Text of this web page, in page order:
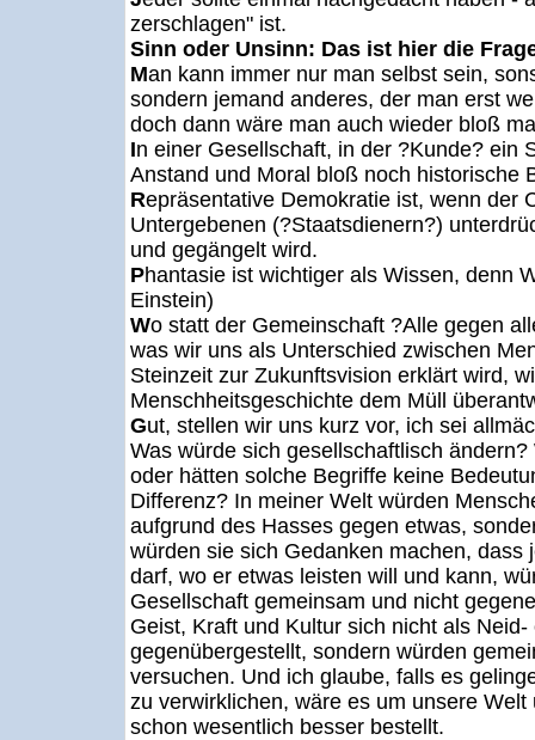
zerschlagen" ist.
Sinn oder Unsinn: Das ist hier die
Man kann immer nur man selbst sein,
sondern jemand anderes, der man erst
doch dann wäre man auch wieder bloß
In einer Gesellschaft, in der ?Kunde? ein
Anstand und Moral bloß noch historische
Repräsentative Demokratie ist, wenn der
Untergebenen (?Staatsdienern?)
und gegängelt wird.
Phantasie ist wichtiger als Wissen, denn
Einstein)
Wo statt der Gemeinschaft ?Alle gegen
was wir uns als Unterschied zwischen
Steinzeit zur Zukunftsvision erklärt wird,
Menschheitsgeschichte dem Müll
Gut, stellen wir uns kurz vor, ich sei
Was würde sich gesellschaftlisch
oder hätten solche Begriffe keine
Differenz? In meiner Welt würden
aufgrund des Hasses gegen etwas,
würden sie sich Gedanken machen, dass
darf, wo er etwas leisten will und kann,
Gesellschaft gemeinsam und nicht
Geist, Kraft und Kultur sich nicht als
gegenübergestellt, sondern würden
versuchen. Und ich glaube, falls es
zu verwirklichen, wäre es um unsere
schon wesentlich besser bestellt.